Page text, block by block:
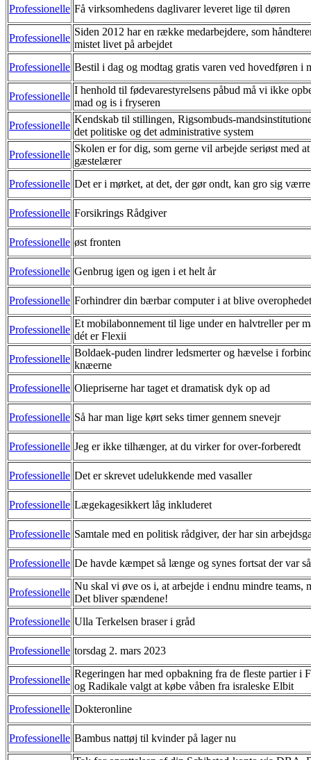
Professionelle Få virksomhedens daglivarer leveret lige til døren
Professionelle
Siden 2012 har en række medarbejdere, som
mistet livet på arbejdet
Professionelle Bestil i dag og modtag gratis varen ved hovedføren i
Professionelle
I henhold til fødevarestyrelsens påbud må vi ikke
mad og is i fryseren
Professionelle
Kendskab til stillingen, Rigsombuds-
det politiske og det administrative system
Professionelle
Skolen er for dig, som gerne vil arbejde seriøst med
gæstelærer
Professionelle Det er i mørket, at det, der gør ondt, kan gro sig værre
Professionelle Forsikrings Rådgiver
Professionelle øst fronten
Professionelle Genbrug igen og igen i et helt år
Professionelle Forhindrer din bærbar computer i at blive
Professionelle
Et mobilabonnement til lige under en halvtreller per
dét er Flexii
Professionelle
Boldaek-puden lindrer ledsmerter og hævelse i
knæerne
Professionelle Oliepriserne har taget et dramatisk dyk op ad
Professionelle Så har man lige kørt seks timer gennem snevejr
Professionelle Jeg er ikke tilhænger, at du virker for over-forberedt
Professionelle Det er skrevet udelukkende med vasaller
Professionelle Lægekagesikkert låg inkluderet
Professionelle Samtale med en politisk rådgiver, der har sin
Professionelle De havde kæmpet så længe og synes fortsat der var
Professionelle
Nu skal vi øve os i, at arbejde i endnu mindre teams,
Det bliver spændene!
Professionelle Ulla Terkelsen braser i gråd
Professionelle torsdag 2. mars 2023
Professionelle
Regeringen har med opbakning fra de fleste partier i
og Radikale valgt at købe våben fra israleske Elbit
Professionelle Dokteronline
Professionelle Bambus nattøj til kvinder på lager nu